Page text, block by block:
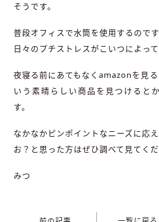
そうです。
普段オフィスで水筒を使用するのです
日々のプチストレスがこいつによっ
夜寝る前にあてもなくamazonを見
いう素晴らしい商品を見つけると
す。
なかなかピンポイントなニーズに応え
お？と思った方はぜひ調べて見てくだ
みつ